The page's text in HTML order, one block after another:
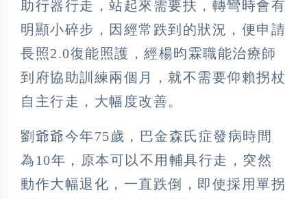
助行器行走，站起來需要扶，轉彎時會有
明顯小碎步，因經常跌到的狀況，便申請
長照2.0復能照護，經楊昀霖職能治療師
到府協助訓練兩個月，就不需要仰賴拐杖
自主行走，大幅度改善。
劉爺爺今年75歲，巴金森氏症發病時間
為10年，原本可以不用輔具行走，突然
動作大幅退化，一直跌倒，即使採用單拐